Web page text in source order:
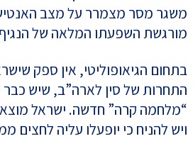
משגר מסר מצמרר על מצב
מורגשת השפעתו המלאה של
בתחום הגיאופוליטי, אין ספק
התחרות של סין לארה”ב, שיש
“מלחמה קרה” חדשה. ישראל
ויש להניח כי יופעלו עליה